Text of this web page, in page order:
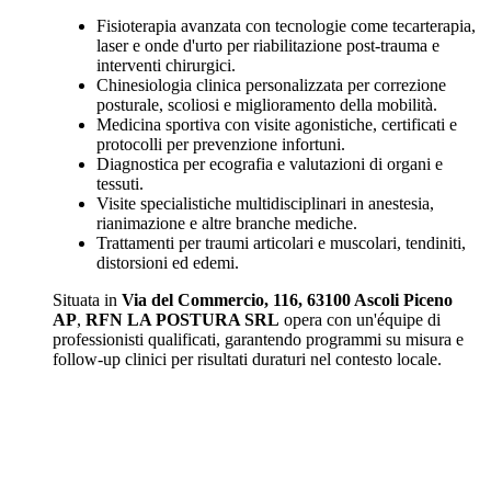
Fisioterapia avanzata con tecnologie come tecarterapia,
laser e onde d'urto per riabilitazione post-trauma e
interventi chirurgici.
Chinesiologia clinica personalizzata per correzione
posturale, scoliosi e miglioramento della mobilità.
Medicina sportiva con visite agonistiche, certificati e
protocolli per prevenzione infortuni.
Diagnostica per ecografia e valutazioni di organi e
tessuti.
Visite specialistiche multidisciplinari in anestesia,
rianimazione e altre branche mediche.
Trattamenti per traumi articolari e muscolari, tendiniti,
distorsioni ed edemi.
Situata in Via del Commercio, 116, 63100 Ascoli Piceno
AP, RFN LA POSTURA SRL opera con un'équipe di
professionisti qualificati, garantendo programmi su misura e
follow-up clinici per risultati duraturi nel contesto locale.